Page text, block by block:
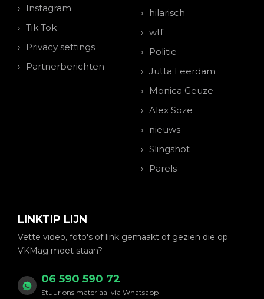
Instagram
Tik Tok
Privacy settings
Partnerberichten
hilarisch
wtf
Politie
Jutta Leerdam
Monica Geuze
Alex Soze
nieuws
Slingshot
Parels
LINKTIP LIJN
Vette video, foto's of link gemaakt of gezien die op
VKMag moet staan?
06 590 590 72
Stuur ons materiaal via Whatsapp